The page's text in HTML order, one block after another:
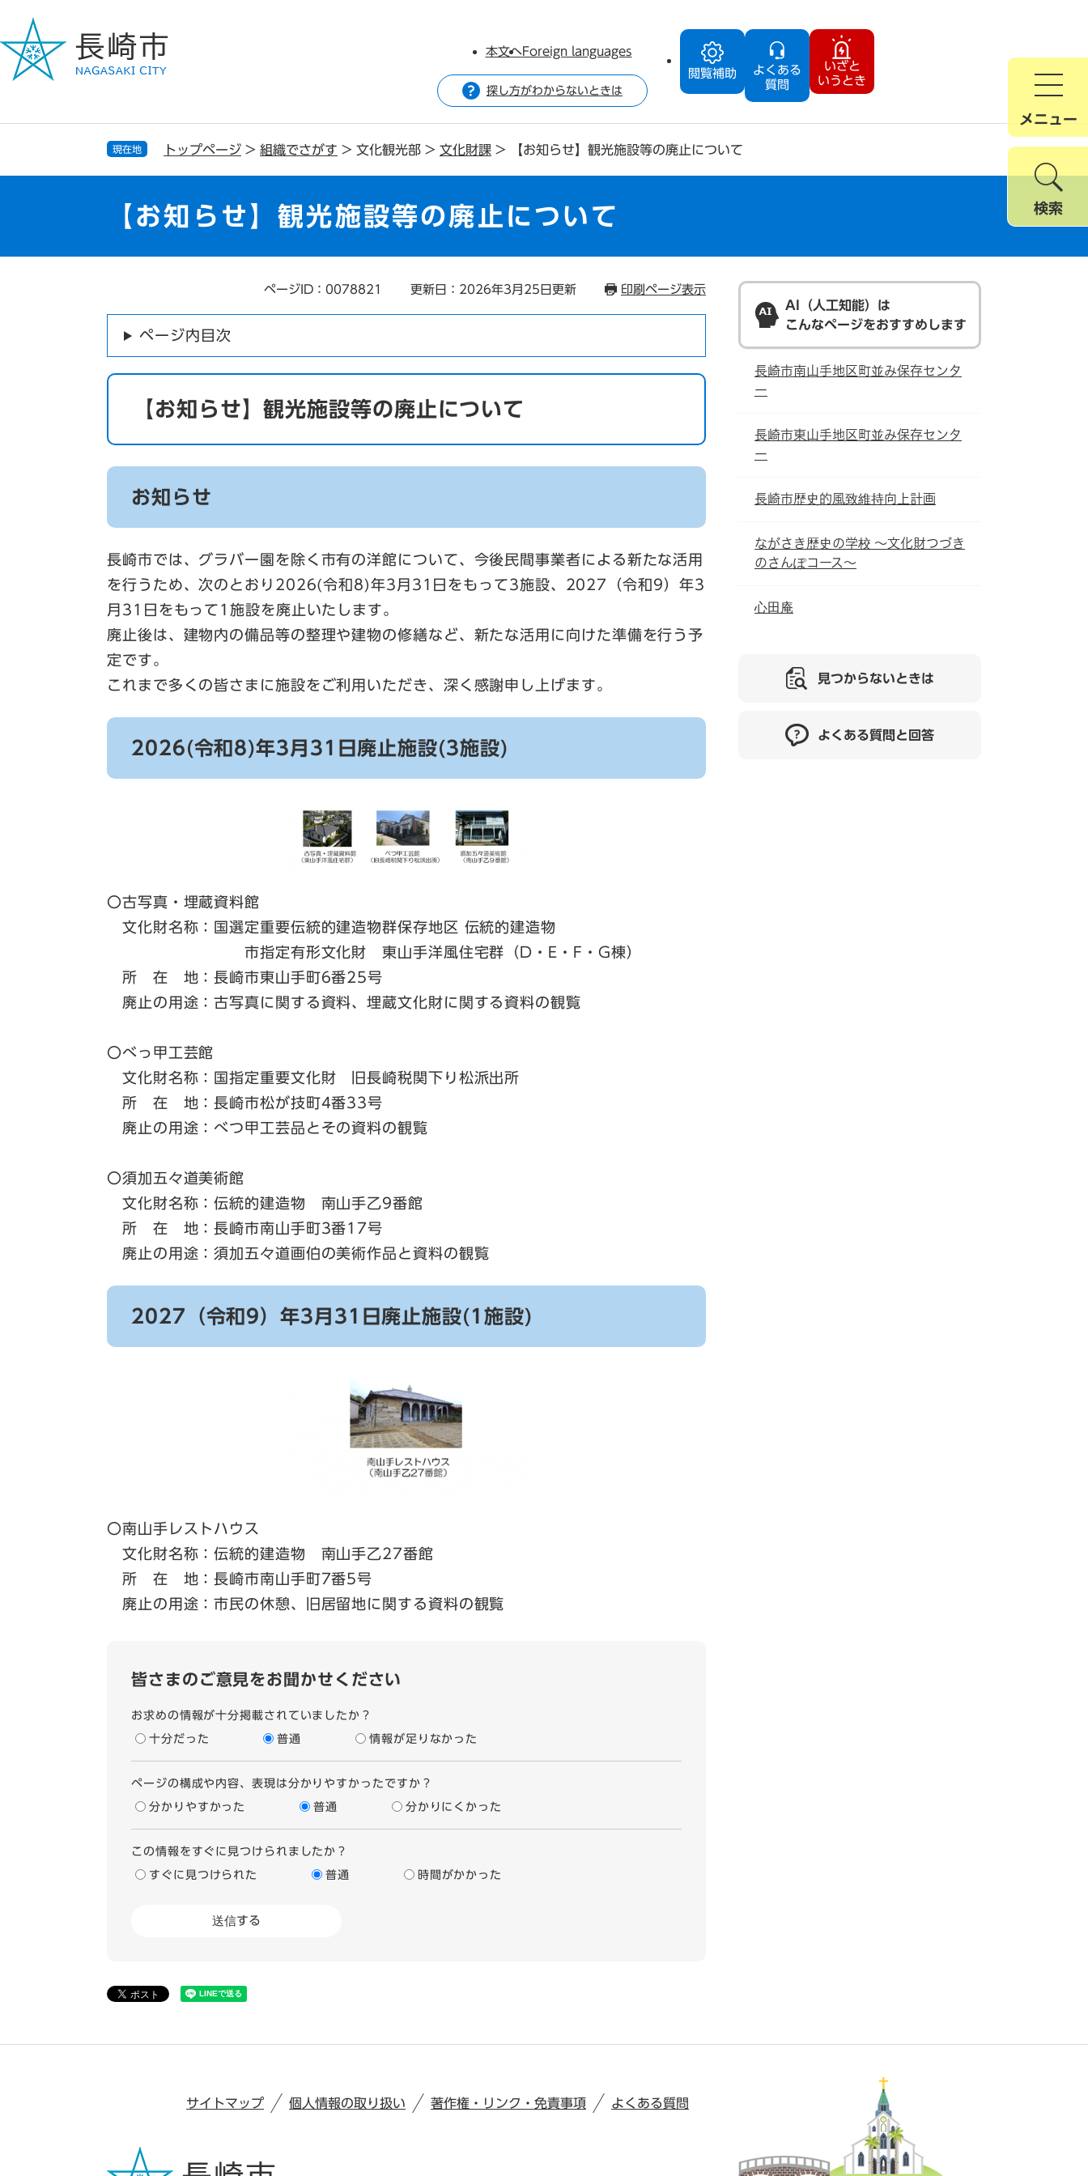
ジ
で
ュ
ば
閲覧補助
よくある
質問
いざと
いうとき
本文へForeign languages
探し方がわからないときは
メニュー
検索
現在地 トップページ > 組織でさがす > 文化観光部 > 文化財課 > 【お知らせ】観光施設等の廃止について
【お知らせ】観光施設等の廃止について
ページID：0078821 更新日：2026年3月25日更新 印刷ページ表示
ページ内目次
【お知らせ】観光施設等の廃止について
お知らせ
長崎市では、グラバー園を除く市有の洋館について、今後民間事業者による新たな活用
を行うため、次のとおり2026(令和8)年3月31日をもって3施設、2027（令和9）年3
月31日をもって1施設を廃止いたします。
廃止後は、建物内の備品等の整理や建物の修繕など、新たな活用に向けた準備を行う予
定です。
これまで多くの皆さまに施設をご利用いただき、深く感謝申し上げます。
2026(令和8)年3月31日廃止施設(3施設)
〇古写真・埋蔵資料館
文化財名称：国選定重要伝統的建造物群保存地区 伝統的建造物
市指定有形文化財 東山手洋風住宅群（D・E・F・G棟）
所 在 地：長崎市東山手町6番25号
廃止の用途：古写真に関する資料、埋蔵文化財に関する資料の観覧
〇べっ甲工芸館
文化財名称：国指定重要文化財 旧長崎税関下り松派出所
所 在 地：長崎市松が技町4番33号
廃止の用途：べつ甲工芸品とその資料の観覧
〇須加五々道美術館
文化財名称：伝統的建造物 南山手乙9番館
所 在 地：長崎市南山手町3番17号
廃止の用途：須加五々道画伯の美術作品と資料の観覧
2027（令和9）年3月31日廃止施設(1施設)
〇南山手レストハウス
文化財名称：伝統的建造物 南山手乙27番館
所 在 地：長崎市南山手町7番5号
廃止の用途：市民の休憩、旧居留地に関する資料の観覧
皆さまのご意見をお聞かせください
お求めの情報が十分掲載されていましたか？
十分だった 普通 情報が足りなかった
ページの構成や内容、表現は分かりやすかったですか？
分かりやすかった 普通 分かりにくかった
この情報をすぐに見つけられましたか？
すぐに見つけられた 普通 時間がかかった
AI（人工知能）は
こんなページをおすすめします
長崎市南山手地区町並み保存センタ
ー
長崎市東山手地区町並み保存センタ
ー
長崎市歴史的風致維持向上計画
ながさき歴史の学校 ～文化財つづき
のさんぽコース～
心田庵
見つからないときは
よくある質問と回答
サイトマップ 個人情報の取り扱い 著作権・リンク・免責事項 よくある質問